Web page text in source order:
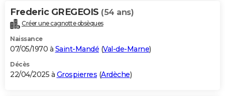
Frederic GREGEOIS (54 ans)
Créer une cagnotte obsèques
Naissance
07/05/1970 à Saint-Mandé (Val-de-Marne)
Décès
22/04/2025 à Grospierres (Ardèche)